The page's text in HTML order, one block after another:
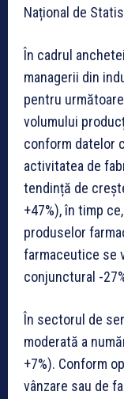
Național de
În cadrul
managerii din
pentru
volumului
conform datelor
activitatea de
tendință de
+47%), în timp
produselor
farmaceutice se
conjunctural -
În sectorul de
moderată a
+7%). Conform
vânzare sau de